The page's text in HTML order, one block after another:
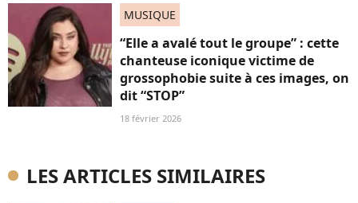
MUSIQUE
“Elle a avalé tout le groupe” : cette
chanteuse iconique victime de
grossophobie suite à ces images, on
dit “STOP”
18 février 2026
LES ARTICLES SIMILAIRES